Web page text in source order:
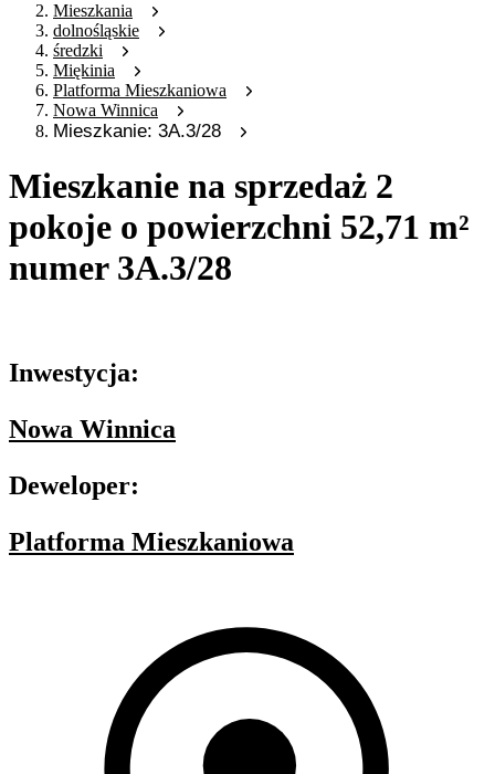
Mieszkania
dolnośląskie
średzki
Miękinia
Platforma Mieszkaniowa
Nowa Winnica
Mieszkanie: 3A.3/28
Mieszkanie na sprzedaż 2
pokoje o powierzchni 52,71 m²
numer 3A.3/28
Inwestycja:
Nowa Winnica
Deweloper:
Platforma Mieszkaniowa